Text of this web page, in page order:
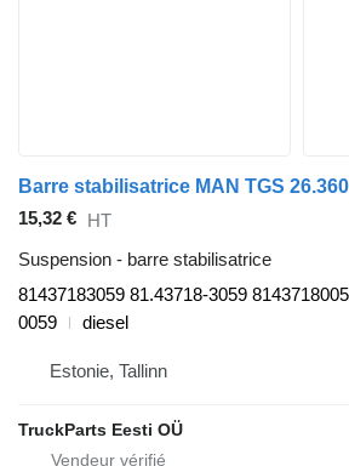
15,32 € HT
Suspension - barre stabilisatrice
81437183059 81.43718-3059
0059
diesel
Estonie, Tallinn
TruckParts Eesti OÜ